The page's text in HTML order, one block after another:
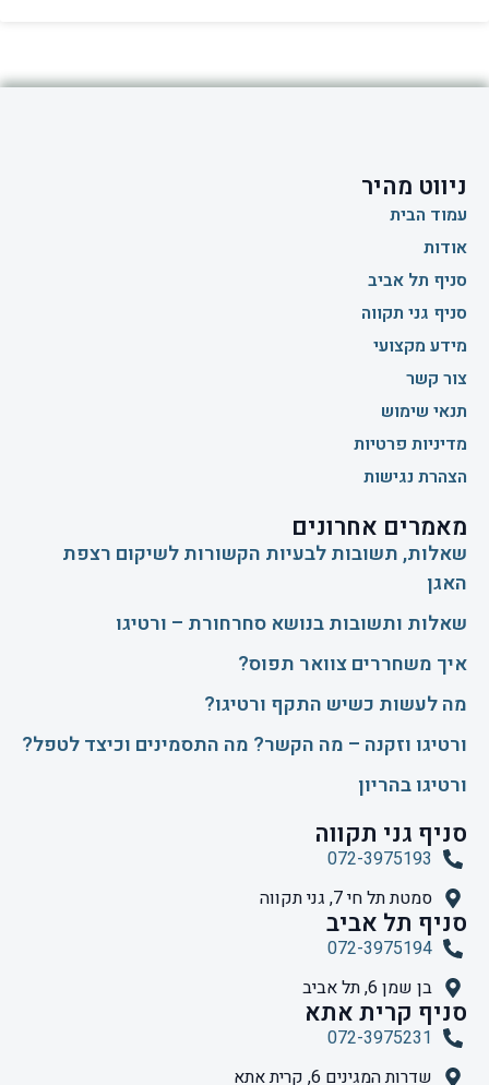
ניווט מהיר
עמוד הבית
אודות
סניף תל אביב
סניף גני תקווה
מידע מקצועי
צור קשר
תנאי שימוש
מדיניות פרטיות
הצהרת נגישות
מאמרים אחרונים
שאלות, תשובות לבעיות הקשורות לשיקום רצפת
האגן
שאלות ותשובות בנושא סחרחורת – ורטיגו
איך משחררים צוואר תפוס?
​מה לעשות כשיש התקף ורטיגו?
ורטיגו וזקנה – מה הקשר? מה התסמינים וכיצד לטפל?
ורטיגו בהריון
סניף גני תקווה
072-3975193
סמטת תל חי 7, גני תקווה
סניף תל אביב
072-3975194
בן שמן 6, תל אביב
סניף קרית אתא
072-3975231
שדרות המגינים 6, קרית אתא